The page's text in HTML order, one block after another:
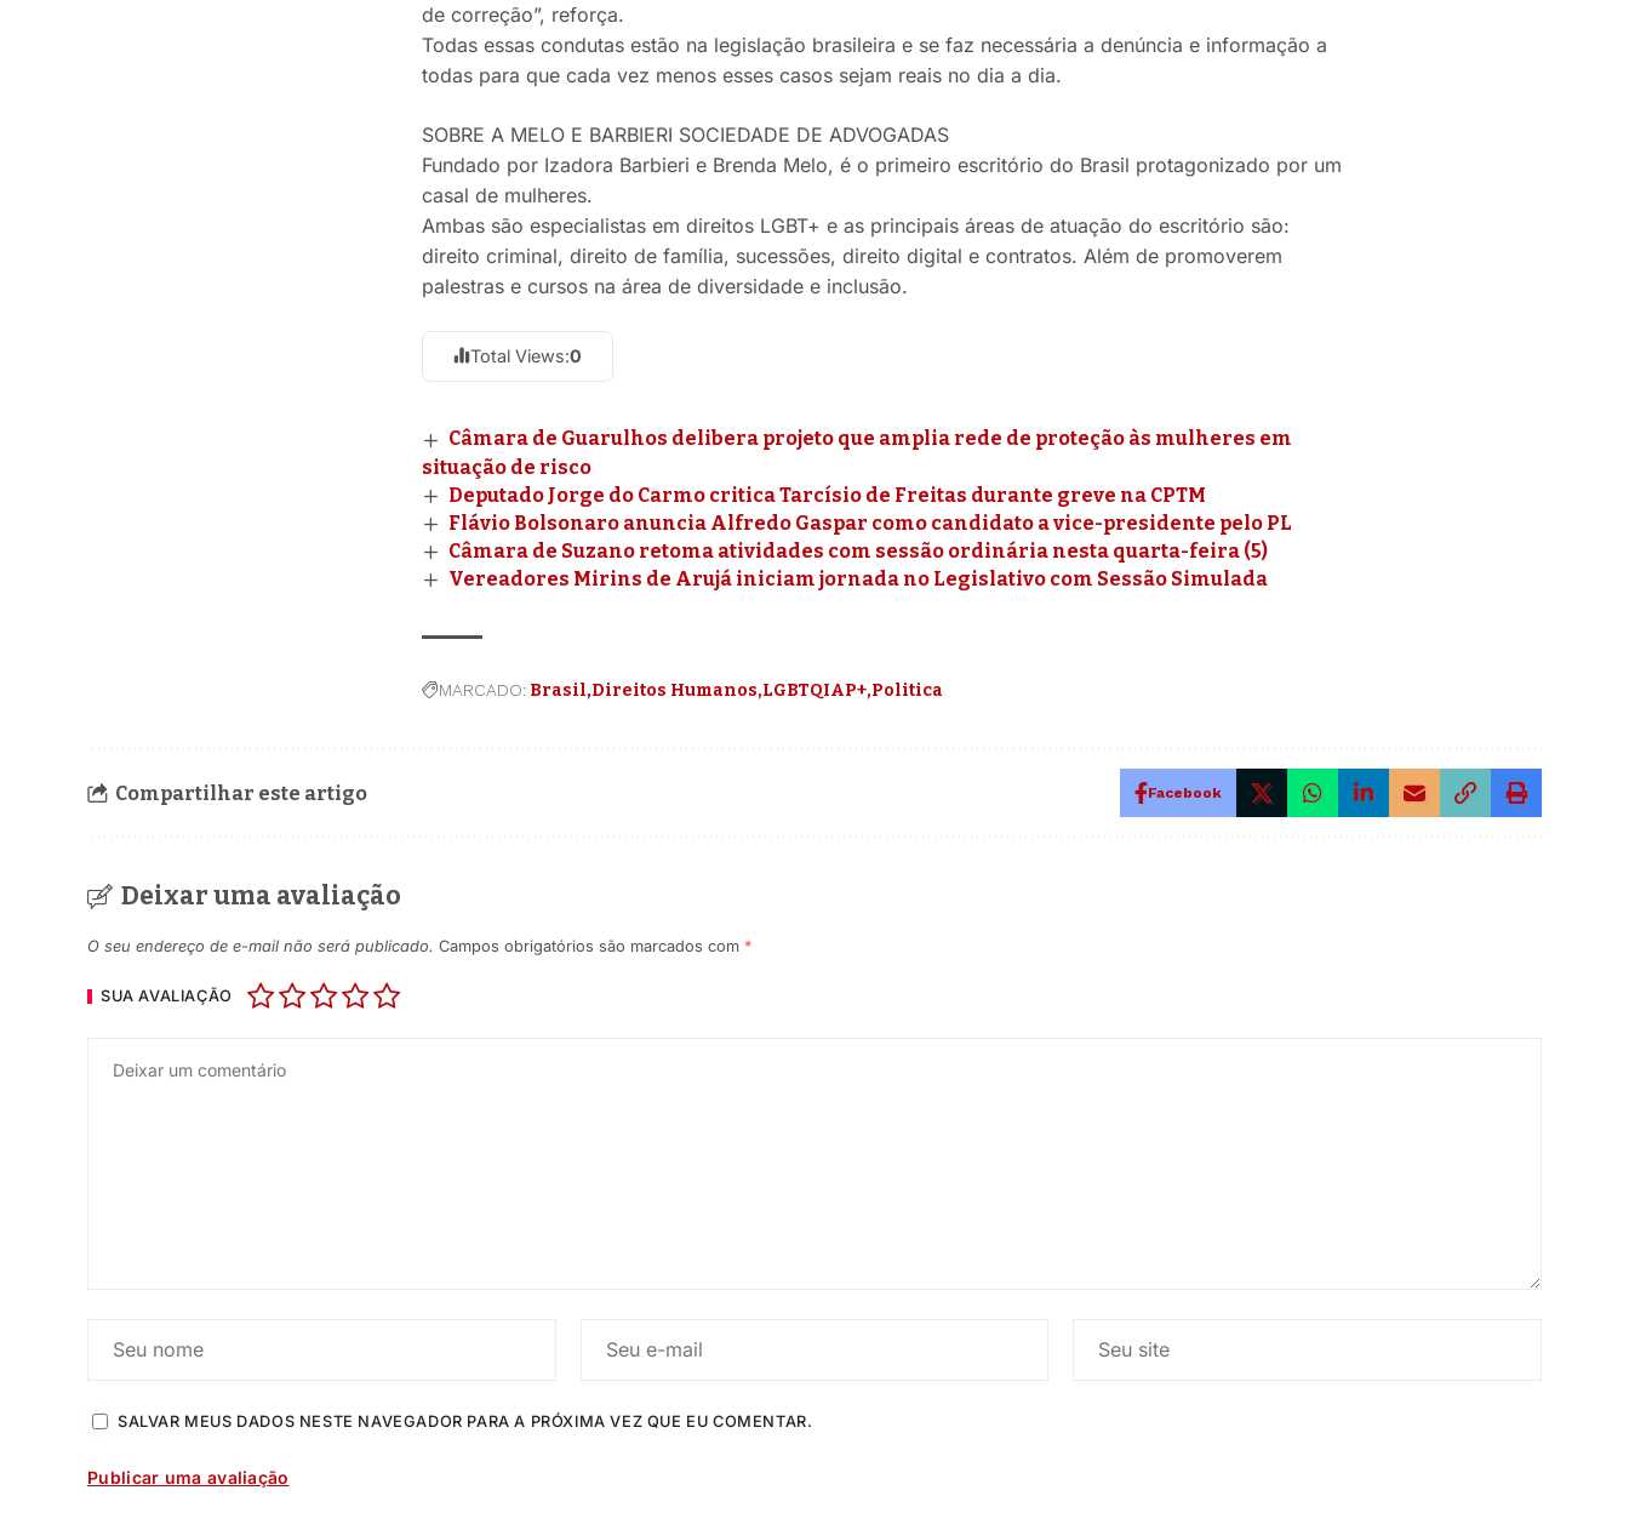
de correção”, reforça.
Todas essas condutas estão na legislação brasileira e se faz necessária a denúncia e informação a
todas para que cada vez menos esses casos sejam reais no dia a dia.
SOBRE A MELO E BARBIERI SOCIEDADE DE ADVOGADAS
Fundado por Izadora Barbieri e Brenda Melo, é o primeiro escritório do Brasil protagonizado por um
casal de mulheres.
Ambas são especialistas em direitos LGBT+ e as principais áreas de atuação do escritório são:
direito criminal, direito de família, sucessões, direito digital e contratos. Além de promoverem
palestras e cursos na área de diversidade e inclusão.
Total Views:0
Câmara de Guarulhos delibera projeto que amplia rede de proteção às mulheres em
situação de risco
Deputado Jorge do Carmo critica Tarcísio de Freitas durante greve na CPTM
Flávio Bolsonaro anuncia Alfredo Gaspar como candidato a vice-presidente pelo PL
Câmara de Suzano retoma atividades com sessão ordinária nesta quarta-feira (5)
Vereadores Mirins de Arujá iniciam jornada no Legislativo com Sessão Simulada
MARCADO: Brasil Direitos Humanos LGBTQIAP+ Politica
Compartilhar este artigo Facebook
Deixar uma avaliação
O seu endereço de e-mail não será publicado. Campos obrigatórios são marcados com *
SUA AVALIAÇÃO
SALVAR MEUS DADOS NESTE NAVEGADOR PARA A PRÓXIMA VEZ QUE EU COMENTAR.